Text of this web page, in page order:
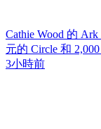
Cathie Wood 的
元的 Circle 和
3小時前